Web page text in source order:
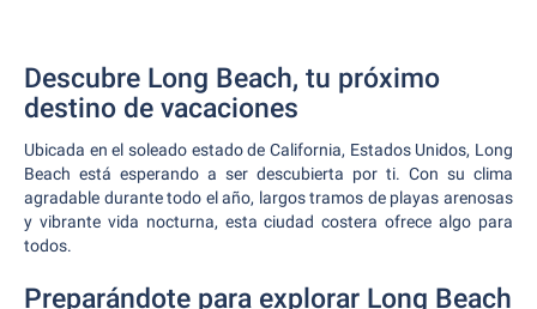
Descubre Long Beach, tu próximo
destino de vacaciones
Ubicada en el soleado estado de California, Estados Unidos, Long
Beach está esperando a ser descubierta por ti. Con su clima
agradable durante todo el año, largos tramos de playas arenosas
y vibrante vida nocturna, esta ciudad costera ofrece algo para
todos.
Preparándote para explorar Long Beach